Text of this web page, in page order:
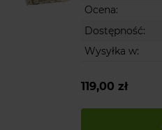
Ocena:
Dostępność:
Wysyłka w:
119,00 zł